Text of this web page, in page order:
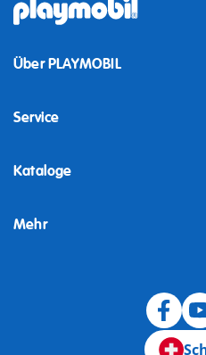
Über PLAYMOBIL
Service
Kataloge
Mehr